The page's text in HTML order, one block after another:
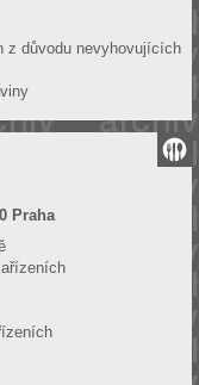
z důvodu nevyhovujících
Praha